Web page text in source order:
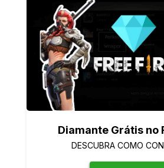
Diamante Grátis no
DESCUBRA COMO